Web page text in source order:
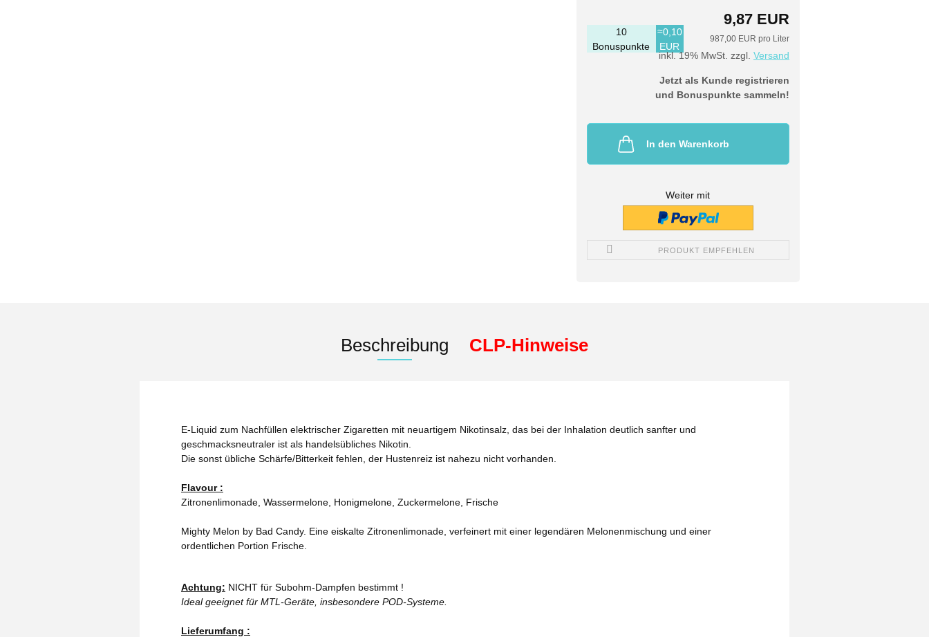
9,87 EUR
987,00 EUR pro Liter
inkl. 19% MwSt. zzgl. Versand
10
Bonuspunkte
≈0,10
EUR
Jetzt als Kunde registrieren
und Bonuspunkte sammeln!
In den Warenkorb
Weiter mit
PRODUKT EMPFEHLEN
Beschreibung CLP-Hinweise
E-Liquid zum Nachfüllen elektrischer Zigaretten mit neuartigem Nikotinsalz, das bei der Inhalation deutlich sanfter und
geschmacksneutraler ist als handelsübliches Nikotin.
Die sonst übliche Schärfe/Bitterkeit fehlen, der Hustenreiz ist nahezu nicht vorhanden.
Flavour :
Zitronenlimonade, Wassermelone, Honigmelone, Zuckermelone, Frische
Mighty Melon by Bad Candy. Eine eiskalte Zitronenlimonade, verfeinert mit einer legendären Melonenmischung und einer
ordentlichen Portion Frische.
Achtung: NICHT für Subohm-Dampfen bestimmt !
Ideal geeignet für MTL-Geräte, insbesondere POD-Systeme.
Lieferumfang :